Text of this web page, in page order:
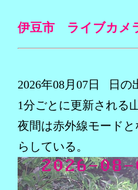
伊豆市 ライブカメ
2026年08月07日 日の
1分ごとに更新される
夜間は赤外線モード
らしている。